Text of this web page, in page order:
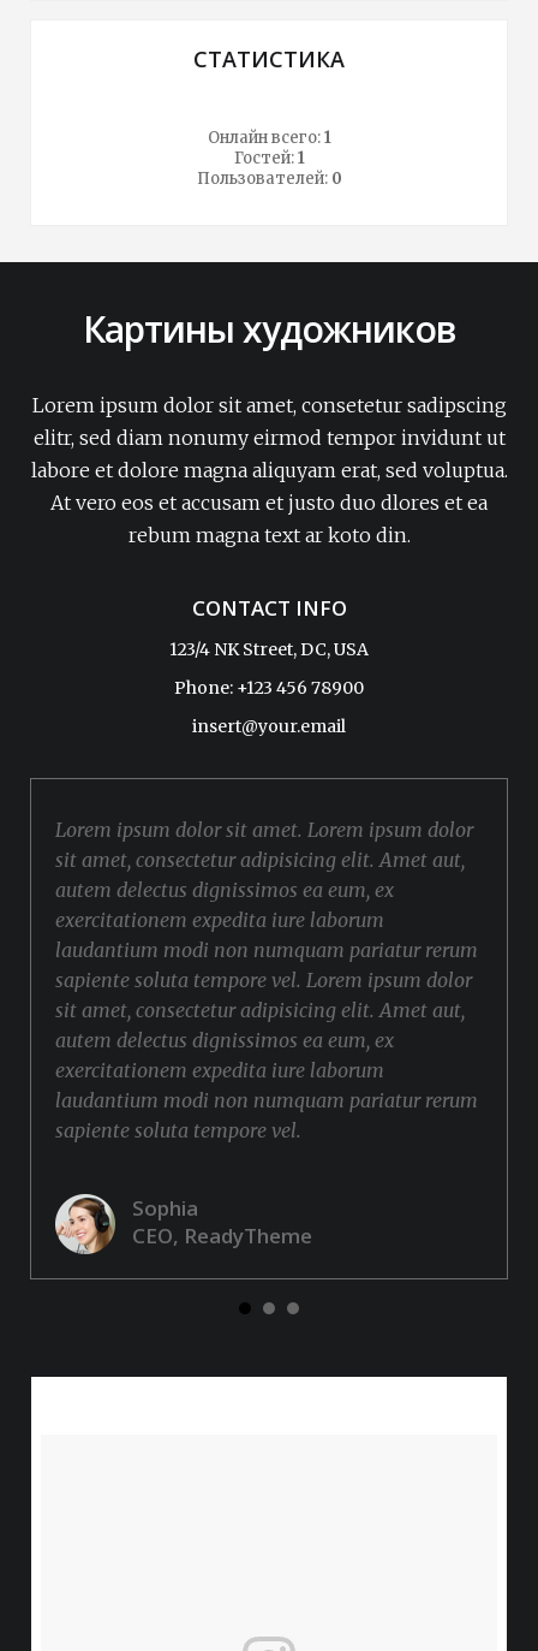
СТАТИСТИКА
Онлайн всего:1
Гостей:1
Пользователей: 0
Картины художников
Lorem ipsum dolor sit amet, consetetur sadipscing
elitr, sed diam nonumy eirmod tempor invidunt ut
labore et dolore magna aliquyam erat, sed voluptua.
At vero eos et accusam et justo duo dlores et ea
rebum magna text ar koto din.
CONTACT INFO
123/4 NK Street, DC, USA
Phone: +123 456 78900
insert@your.email
Lorem ipsum dolor sit amet. Lorem ipsum dolor
sit amet, consectetur adipisicing elit. Amet aut,
autem delectus dignissimos ea eum, ex
exercitationem expedita iure laborum
laudantium modi non numquam pariatur rerum
sapiente soluta tempore vel. Lorem ipsum dolor
sit amet, consectetur adipisicing elit. Amet aut,
autem delectus dignissimos ea eum, ex
exercitationem expedita iure laborum
laudantium modi non numquam pariatur rerum
sapiente soluta tempore vel.
Sophia
CEO, ReadyTheme